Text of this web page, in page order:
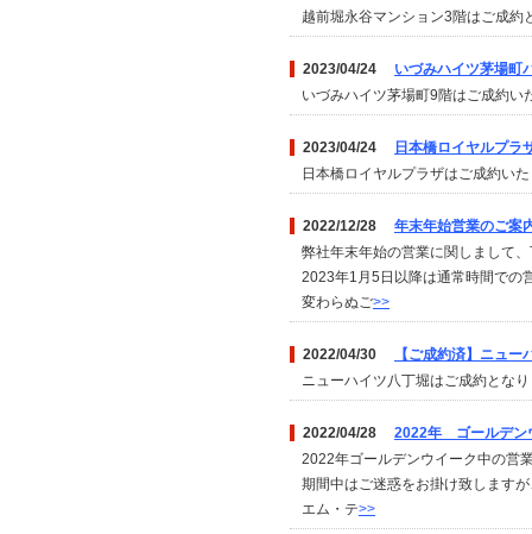
越前堀永谷マンション3階はご成
2023/04/24 いづみハイツ茅場町
いづみハイツ茅場町9階はご成約い
2023/04/24
日本橋ロイヤルプラ
日本橋ロイヤルプラザはご成約い
2022/12/28 年末年始営業のご案
弊社年末年始の営業に関しまして
2023年1月5日以降は通常時間での
変わらぬご>>
2022/04/30
【ご成約済】ニュー
ニューハイツ八丁堀はご成約とな
2022/04/28 2022年 ゴールデン
2022年ゴールデンウイーク中の営
期間中はご迷惑をお掛け致します
エム・テ>>